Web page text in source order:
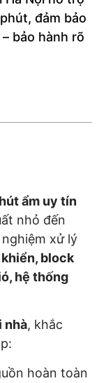
đảm bảo
bảo hành rõ
ẩm uy tín
nhỏ đến
xử lý
block
hệ thống
nhà, khắc
hoàn toàn